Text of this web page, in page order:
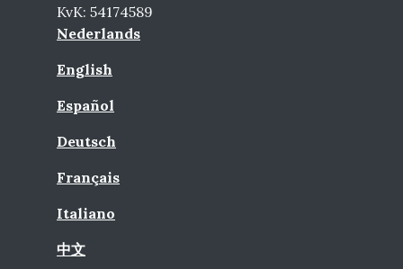
KvK: 54174589
Nederlands
English
Español
Deutsch
Français
Italiano
中文